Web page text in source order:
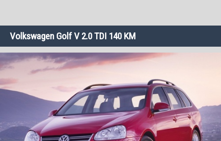
Volkswagen Golf V 2.0 TDI 140 KM